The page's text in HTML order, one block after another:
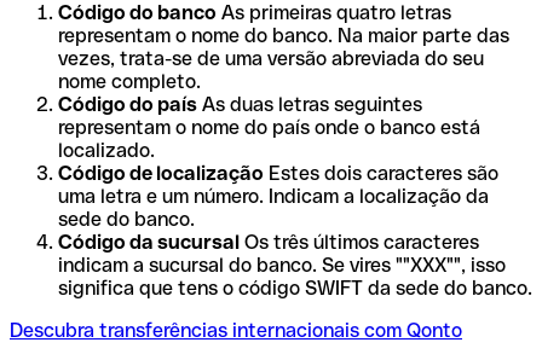
Código do banco As primeiras quatro letras
representam o nome do banco. Na maior parte das
vezes, trata-se de uma versão abreviada do seu
nome completo.
Código do país As duas letras seguintes
representam o nome do país onde o banco está
localizado.
Código de localização Estes dois caracteres são
uma letra e um número. Indicam a localização da
sede do banco.
Código da sucursal Os três últimos caracteres
indicam a sucursal do banco. Se vires ""XXX"", isso
significa que tens o código SWIFT da sede do banco.
Descubra transferências internacionais com Qonto